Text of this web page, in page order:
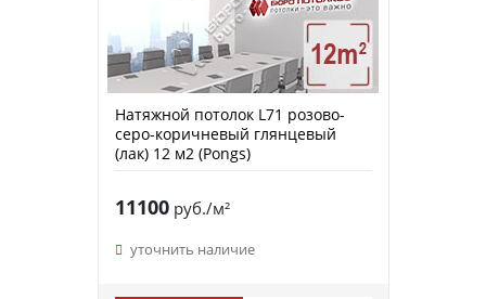
Натяжной потолок L71 розово-
серо-коричневый глянцевый
(лак) 12 м2 (Pongs)
11100руб./м²
уточнить наличие